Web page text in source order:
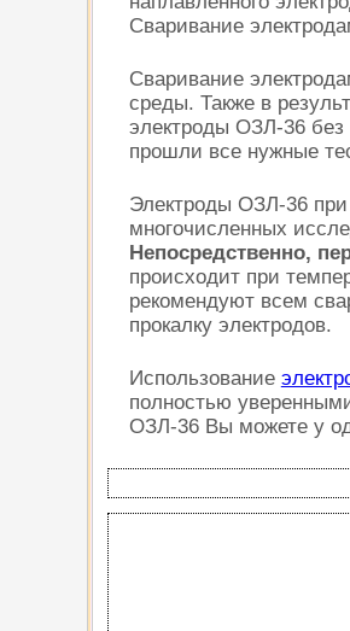
Сваривание
Сваривание
среды. Также в
электроды ОЗЛ-36 без
прошли все нужные
Электроды ОЗЛ-36
многочисленных
Непосредственно,
происходит при
рекомендуют всем
прокалку электродов.
Использование
полностью
ОЗЛ-36 Вы можете у